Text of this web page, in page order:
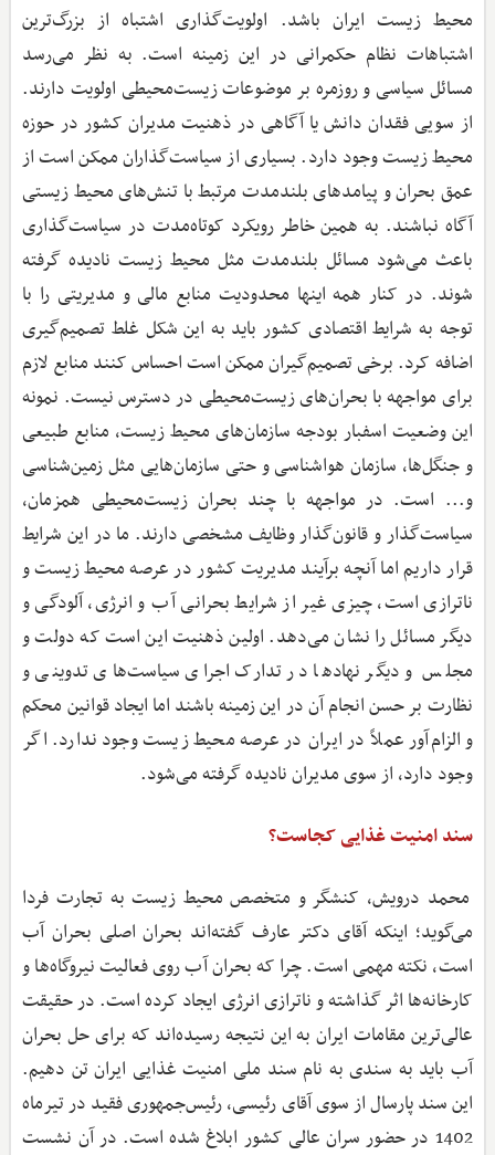
محیط ‌زیست ایران باشد. اولویت‌گذاری اشتباه از بزرگ‌ترین
اشتباهات نظام حکمرانی در این زمینه است. به نظر می‌رسد
مسائل سیاسی و روزمره بر موضوعات زیست‌محیطی اولویت دارند.
از سویی فقدان دانش یا آگاهی در ذهنیت مدیران کشور در حوزه
محیط ‌زیست وجود دارد. بسیاری از سیاست‌گذاران ممکن است از
عمق بحران و پیامدهای بلندمدت مرتبط با تنش‌های محیط ‌زیستی
آگاه نباشند. به همین خاطر رویکرد کوتاه‌مدت در سیاست‌گذاری
باعث می‌شود مسائل بلندمدت مثل محیط زیست نادیده گرفته
شوند. در کنار همه اینها محدودیت منابع مالی و مدیریتی را با
توجه به شرایط اقتصادی کشور باید به این شکل غلط تصمیم‌گیری
اضافه کرد. برخی تصمیم‌گیران ممکن است احساس کنند منابع لازم
برای مواجهه با بحران‌های زیست‌محیطی در دسترس نیست. نمونه
این وضعیت اسفبار بودجه سازمان‌های محیط ‌زیست، منابع طبیعی
و جنگل‌ها، سازمان هواشناسی و حتی سازمان‌هایی مثل زمین‌شناسی
و... است. در مواجهه با چند بحران زیست‌محیطی همزمان،
سیاست‌گذار و قانون‌گذار وظایف مشخصی دارند. ما در این شرایط
قرار داریم اما آنچه برآیند مدیریت کشور در عرصه محیط ‌زیست و
ناترازی است، چیزی غیر از شرایط بحرانی آب و انرژی، آلودگی و
دیگر مسائل را نشان می‌دهد. اولین ذهنیت این است که دولت و
مجلس و دیگر نهادها در تدارک اجرای سیاست‌های تدوینی و
نظارت بر حسن انجام آن در این زمینه باشند اما ایجاد قوانین محکم
و الزام‌آور عملاً در ایران در عرصه محیط ‌زیست وجود ندارد. اگر
وجود دارد، از سوی مدیران نادیده گرفته می‌شود.
سند امنیت غذایی کجاست؟
محمد درویش، کنشگر و متخصص محیط ‌زیست به تجارت فردا
می‌گوید؛ اینکه آقای دکتر عارف گفته‌اند بحران اصلی بحران آب
است، نکته مهمی است. چرا که بحران آب روی فعالیت نیروگاه‌ها و
کارخانه‌ها اثر گذاشته و ناترازی انرژی ایجاد کرده است. در حقیقت
عالی‌ترین مقامات ایران به این نتیجه رسیده‌اند که برای حل بحران
آب باید به سندی به نام سند ملی امنیت غذایی ایران تن دهیم.
این سند پارسال از سوی آقای رئیسی، رئیس‌جمهوری فقید در تیرماه
1402 در حضور سران عالی کشور ابلاغ شده است. در آن نشست